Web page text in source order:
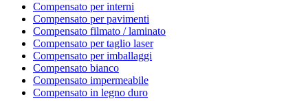
Compensato per interni
Compensato per pavimenti
Compensato filmato / laminato
Compensato per taglio laser
Compensato per imballaggi
Compensato bianco
Compensato impermeabile
Compensato in legno duro